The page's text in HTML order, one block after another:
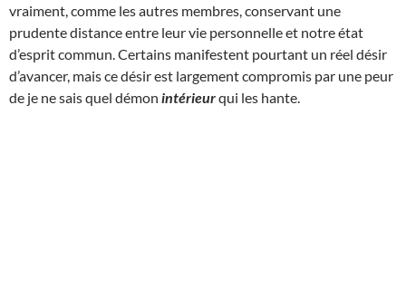
vraiment, comme les autres membres, conservant une
prudente distance entre leur vie personnelle et notre état
d’esprit commun. Certains manifestent pourtant un réel désir
d’avancer, mais ce désir est largement compromis par une peur
de je ne sais quel démon intérieurqui les hante.